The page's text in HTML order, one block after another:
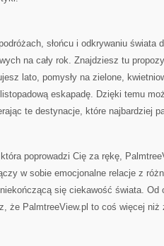
słońcu i odkrywaniu świata
na cały rok. Znajdziesz tu
lato, pomysły na zielone,
eskapadę. Dzięki temu
te destynacje, które najbardziej
poprowadzi Cię za rękę,
w sobie emocjonalne relacje z
się ciekawość świata.
że PalmtreeView.pl to coś więcej niż